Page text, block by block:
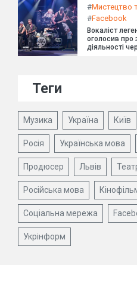
#Мистецтво
#Facebook
Вокаліст
оголосив про
діяльності
Теги
Музика Україна Київ
Росія Українська мова
Продюсер Львів
Російська мова
Соціальна мережа
Укрінформ